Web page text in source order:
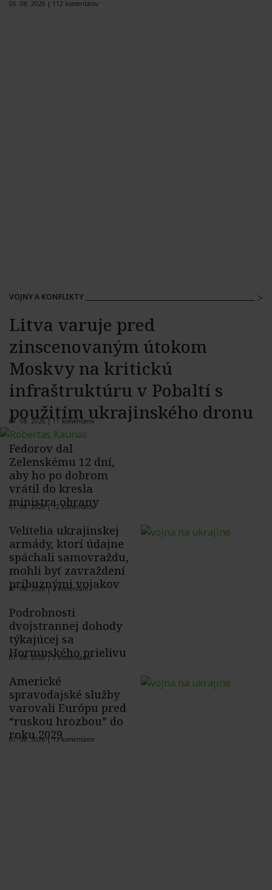
05. 08. 2026 | 112 komentárov
VOJNY A KONFLIKTY
Litva varuje pred
zinscenovaným útokom
Moskvy na kritickú
infraštruktúru v Pobaltí s
použitím ukrajinského dronu
07. 08. 2026 |11 komentárov
Fedorov dal
Zelenskému 12 dní,
aby ho po dobrom
vrátil do kresla
ministra obrany
07. 08. 2026 |12 komentárov
Velitelia ukrajinskej
armády, ktorí údajne
spáchali samovraždu,
mohli byť zavraždení
príbuznými vojakov
07. 08. 2026 |2 komentáre
Podrobnosti
dvojstrannej dohody
týkajúcej sa
Hormuského prielivu
07. 08. 2026 |5 komentárov
Americké
spravodajské služby
varovali Európu pred
“ruskou hrozbou” do
roku 2029
07. 08. 2026 |13 komentárov